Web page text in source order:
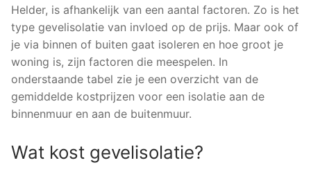
Helder, is afhankelijk van een aantal factoren. Zo is het
type gevelisolatie van invloed op de prijs. Maar ook of
je via binnen of buiten gaat isoleren en hoe groot je
woning is, zijn factoren die meespelen. In
onderstaande tabel zie je een overzicht van de
gemiddelde kostprijzen voor een isolatie aan de
binnenmuur en aan de buitenmuur.
Wat kost gevelisolatie?